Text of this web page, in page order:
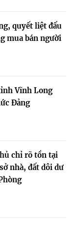
quyết liệt đấu
mua bán người
Vĩnh Long
Đảng
chỉ rõ tồn tại
nhà, đất dôi dư